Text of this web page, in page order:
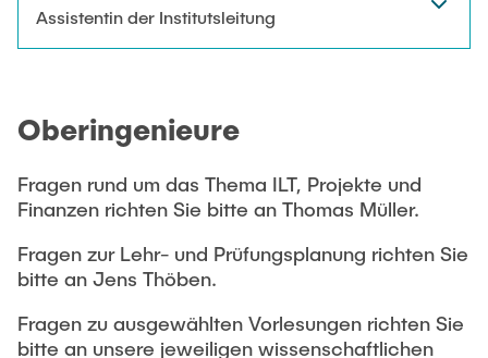
Assistentin der Institutsleitung
Oberingenieure
Fragen rund um das Thema ILT, Projekte und
Finanzen richten Sie bitte an Thomas Müller.
Fragen zur Lehr- und Prüfungsplanung richten Sie
bitte an Jens Thöben.
Fragen zu ausgewählten Vorlesungen richten Sie
bitte an unsere jeweiligen wissenschaftlichen